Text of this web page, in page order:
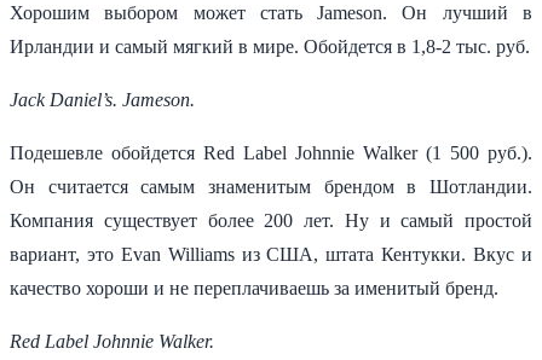
Хорошим выбором может стать Jameson. Он лучший в
Ирландии и самый мягкий в мире. Обойдется в 1,8-2 тыс. руб.
Jack Daniel’s. Jameson.
Подешевле обойдется Red Label Johnnie Walker (1 500 руб.).
Он считается самым знаменитым брендом в Шотландии.
Компания существует более 200 лет. Ну и самый простой
вариант, это Evan Williams из США, штата Кентукки. Вкус и
качество хороши и не переплачиваешь за именитый бренд.
Red Label Johnnie Walker.